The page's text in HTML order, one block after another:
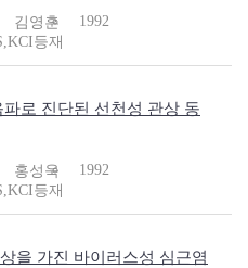
김영훈
1992
등재
로 진단된 선천성 관상 동
홍성욱
1992
등재
을 가진 바이러스성 심근염